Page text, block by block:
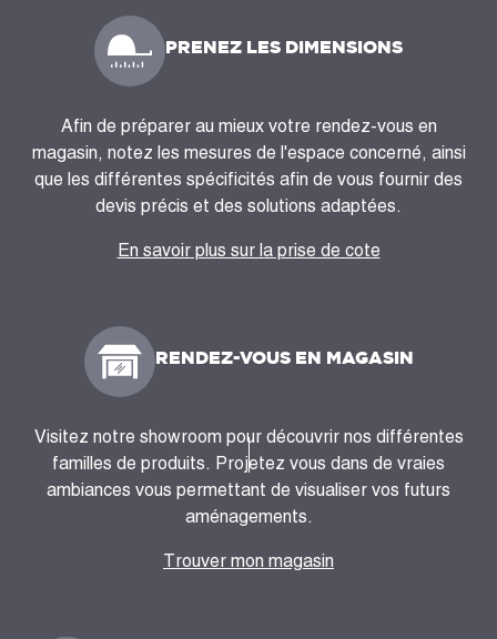
PRENEZ LES DIMENSIONS
Afin de préparer au mieux votre rendez-vous en
magasin, notez les mesures de l'espace concerné, ainsi
que les différentes spécificités afin de vous fournir des
devis précis et des solutions adaptées.
En savoir plus sur la prise de cote
RENDEZ-VOUS EN MAGASIN
Visitez notre showroom pour découvrir nos différentes
familles de produits. Projetez vous dans de vraies
ambiances vous permettant de visualiser vos futurs
aménagements.
Trouver mon magasin